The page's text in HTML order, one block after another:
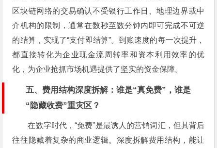
区块链网络的交易确认不受银行工作日、地理边界或中
介机构的限制，通常在数秒至数分钟内即可完成不可逆
的结算，实现了“支付即结算”。到账速度的每一次提升，
都直接转化为企业现金流周转率和资本利用效率的优
化，为企业抢抓市场机遇提供了坚实的资金保障。
五、费用结构深度拆解：谁是“真免费”，谁是
“隐藏收费”重灾区？
在数字时代，“免费”是最诱人的营销词汇，但其背后
往往隐藏着复杂的商业逻辑。深度拆解费用结构，能让